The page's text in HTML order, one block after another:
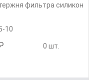
фильтра силикон
10
0 шт.